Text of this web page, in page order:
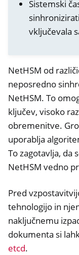
navigation of
navigation of
navigation of
navigation of
navigation of
Sistemski
vključevala
NetHSM od
neposredno
NetHSM. To
ključev, visoko
obremenitve.
uporablja
To zagotavlja, da
NetHSM vedno
Pred
tehnologijo in
naključnemu
dokumenta si
etcd.